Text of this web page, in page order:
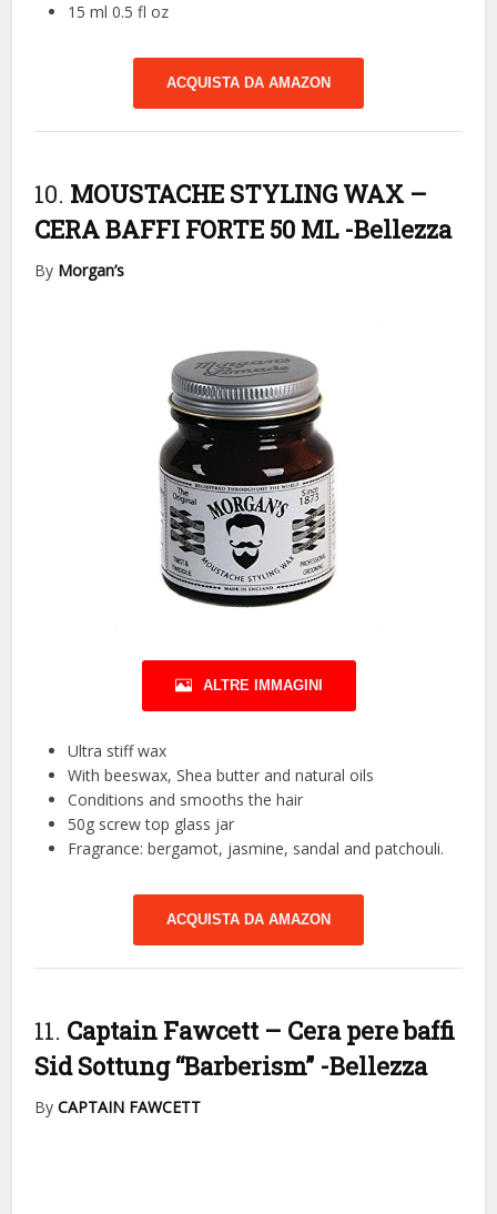
15 ml 0.5 fl oz
ACQUISTA DA AMAZON
10. MOUSTACHE STYLING WAX –
CERA BAFFI FORTE 50 ML -Bellezza
By Morgan’s
ALTRE IMMAGINI
Ultra stiff wax
With beeswax, Shea butter and natural oils
Conditions and smooths the hair
50g screw top glass jar
Fragrance: bergamot, jasmine, sandal and patchouli.
ACQUISTA DA AMAZON
11. Captain Fawcett – Cera pere baffi
Sid Sottung “Barberism” -Bellezza
ByCAPTAIN FAWCETT